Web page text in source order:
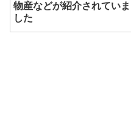
物産などが紹介されていま
した